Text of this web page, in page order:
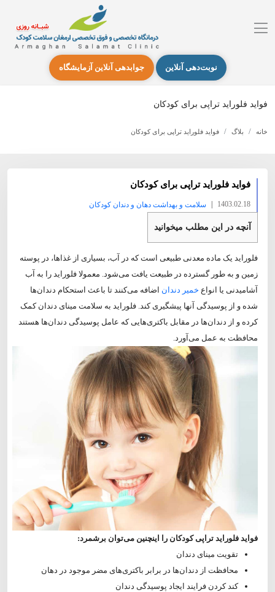
نوبت‌دهی آنلاین جوابدهی آنلاین آزمایشگاه
فواید فلوراید تراپی برای کودکان
خانه بلاگ فواید فلوراید تراپی برای کودکان
فواید فلوراید تراپی برای کودکان
1403.02.18
| سلامت و بهداشت دهان و دندان کودکان
آنچه در این مطلب میخوانید
فلوراید یک ماده معدنی طبیعی است که در آب، بسیاری از غذاها، در پوسته
زمین و به طور گسترده در طبیعت یافت می‌شود. معمولا فلوراید را به آب
آشامیدنی یا انواع خمیر دندان اضافه می‌کنند تا باعث استحکام دندان‌ها
شده و از پوسیدگی آنها پیشگیری کند. فلوراید به سلامت مینای دندان کمک
کرده و از دندان‌ها در مقابل باکتری‌هایی که عامل پوسیدگی دندان‌ها هستند
محافظت به عمل می‌آورد.
فواید فلوراید تراپی کودکان را اینچنین می‌توان برشمرد:
تقویت مینای دندان
محافظت از دندان‌ها در برابر باکتری‌های مضر موجود در دهان
کند کردن فرایند ایجاد پوسیدگی دندان